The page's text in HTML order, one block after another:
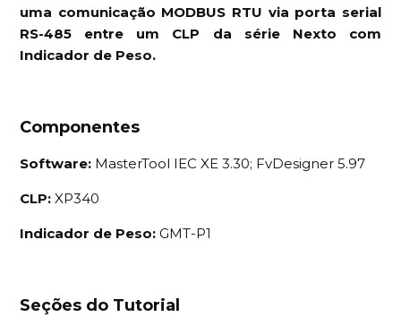
uma comunicação MODBUS RTU via porta serial
RS-485 entre um CLP da série Nexto com
Indicador de Peso.
Componentes
Software: MasterTool IEC XE 3.30; FvDesigner 5.97
CLP: XP340
Indicador de Peso: GMT-P1
Seções do Tutorial